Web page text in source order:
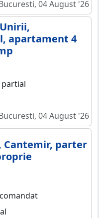
04 August '26
apartament 4
04 August '26
parter